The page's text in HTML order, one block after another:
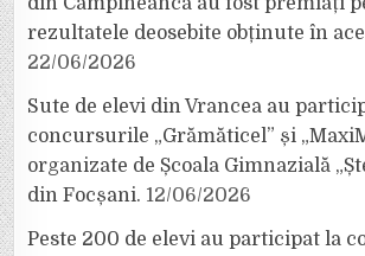
rezultatele deosebite obținute în
22/06/2026
Sute de elevi din Vrancea au
concursurile „Grămăticel” și
organizate de Școala Gimnazială
din Focșani. 12/06/2026
Peste 200 de elevi au participat la